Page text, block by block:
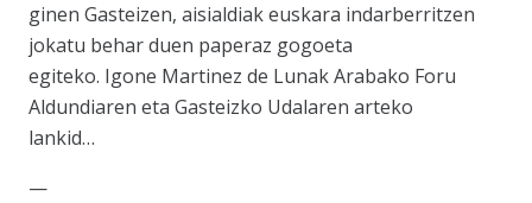
ginen Gasteizen, aisialdiak euskara indarberritzen
jokatu behar duen paperaz gogoeta
egiteko. Igone Martinez de Lunak Arabako Foru
Aldundiaren eta Gasteizko Udalaren arteko
lankid…
—